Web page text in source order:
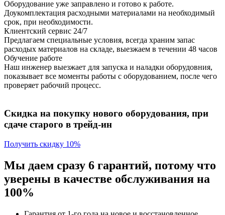
Оборудование уже заправлено и готово к работе.
Доукомплектация расходными материалами на необходимый
срок, при необходимости.
Клиентский сервис 24/7
Предлагаем специальные условия, всегда храним запас
расходых материалов на складе, выезжаем в течении 48 часов
Обучение работе
Наш инженер выезжает для запуска и наладки оборудовния,
показывает все моменты работы с оборудованием, после чего
проверяет рабочий процесс.
Скидка на покупку нового оборудования, при
сдаче старого в трейд-ин
Получить скидку 10%
Мы даем сразу 6 гарантий, потому что
уверены в качестве обслуживания на
100%